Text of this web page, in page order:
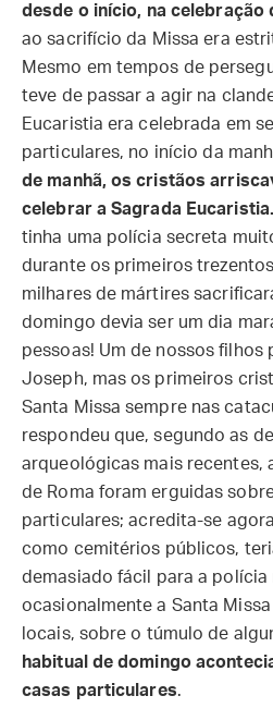
desde o início, na celebração
ao sacrifício da Missa era
Mesmo em tempos de
teve de passar a agir na
Eucaristia era celebrada em
particulares, no início da
de manhã, os cristãos
celebrar a Sagrada Eucaristia.
tinha uma polícia secreta
durante os primeiros
milhares de mártires
domingo devia ser um dia
pessoas! Um de nossos filhos
Joseph, mas os primeiros
Santa Missa sempre nas
respondeu que, segundo as
arqueológicas mais recentes,
de Roma foram erguidas
particulares; acredita-se
como cemitérios públicos,
demasiado fácil para a polícia
ocasionalmente a Santa
locais, sobre o túmulo de
habitual de domingo
casas particulares.